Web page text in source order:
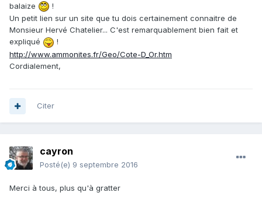
balaize
!
Un petit lien sur un site que tu dois certainement connaitre de
Monsieur Hervé Chatelier... C'est remarquablement bien fait et
expliqué
!
http://www.ammonites.fr/Geo/Cote-D_Or.htm
Cordialement,
Citer
cayron
Posté(e) 9 septembre 2016
Merci à tous, plus qu'à gratter